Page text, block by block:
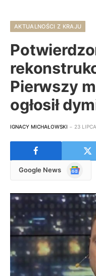
AKTUALNOŚCI Z KRAJU
Pierwszy
ogłosił
IGNACY MICHAŁOWSKI 23
Google News
Google